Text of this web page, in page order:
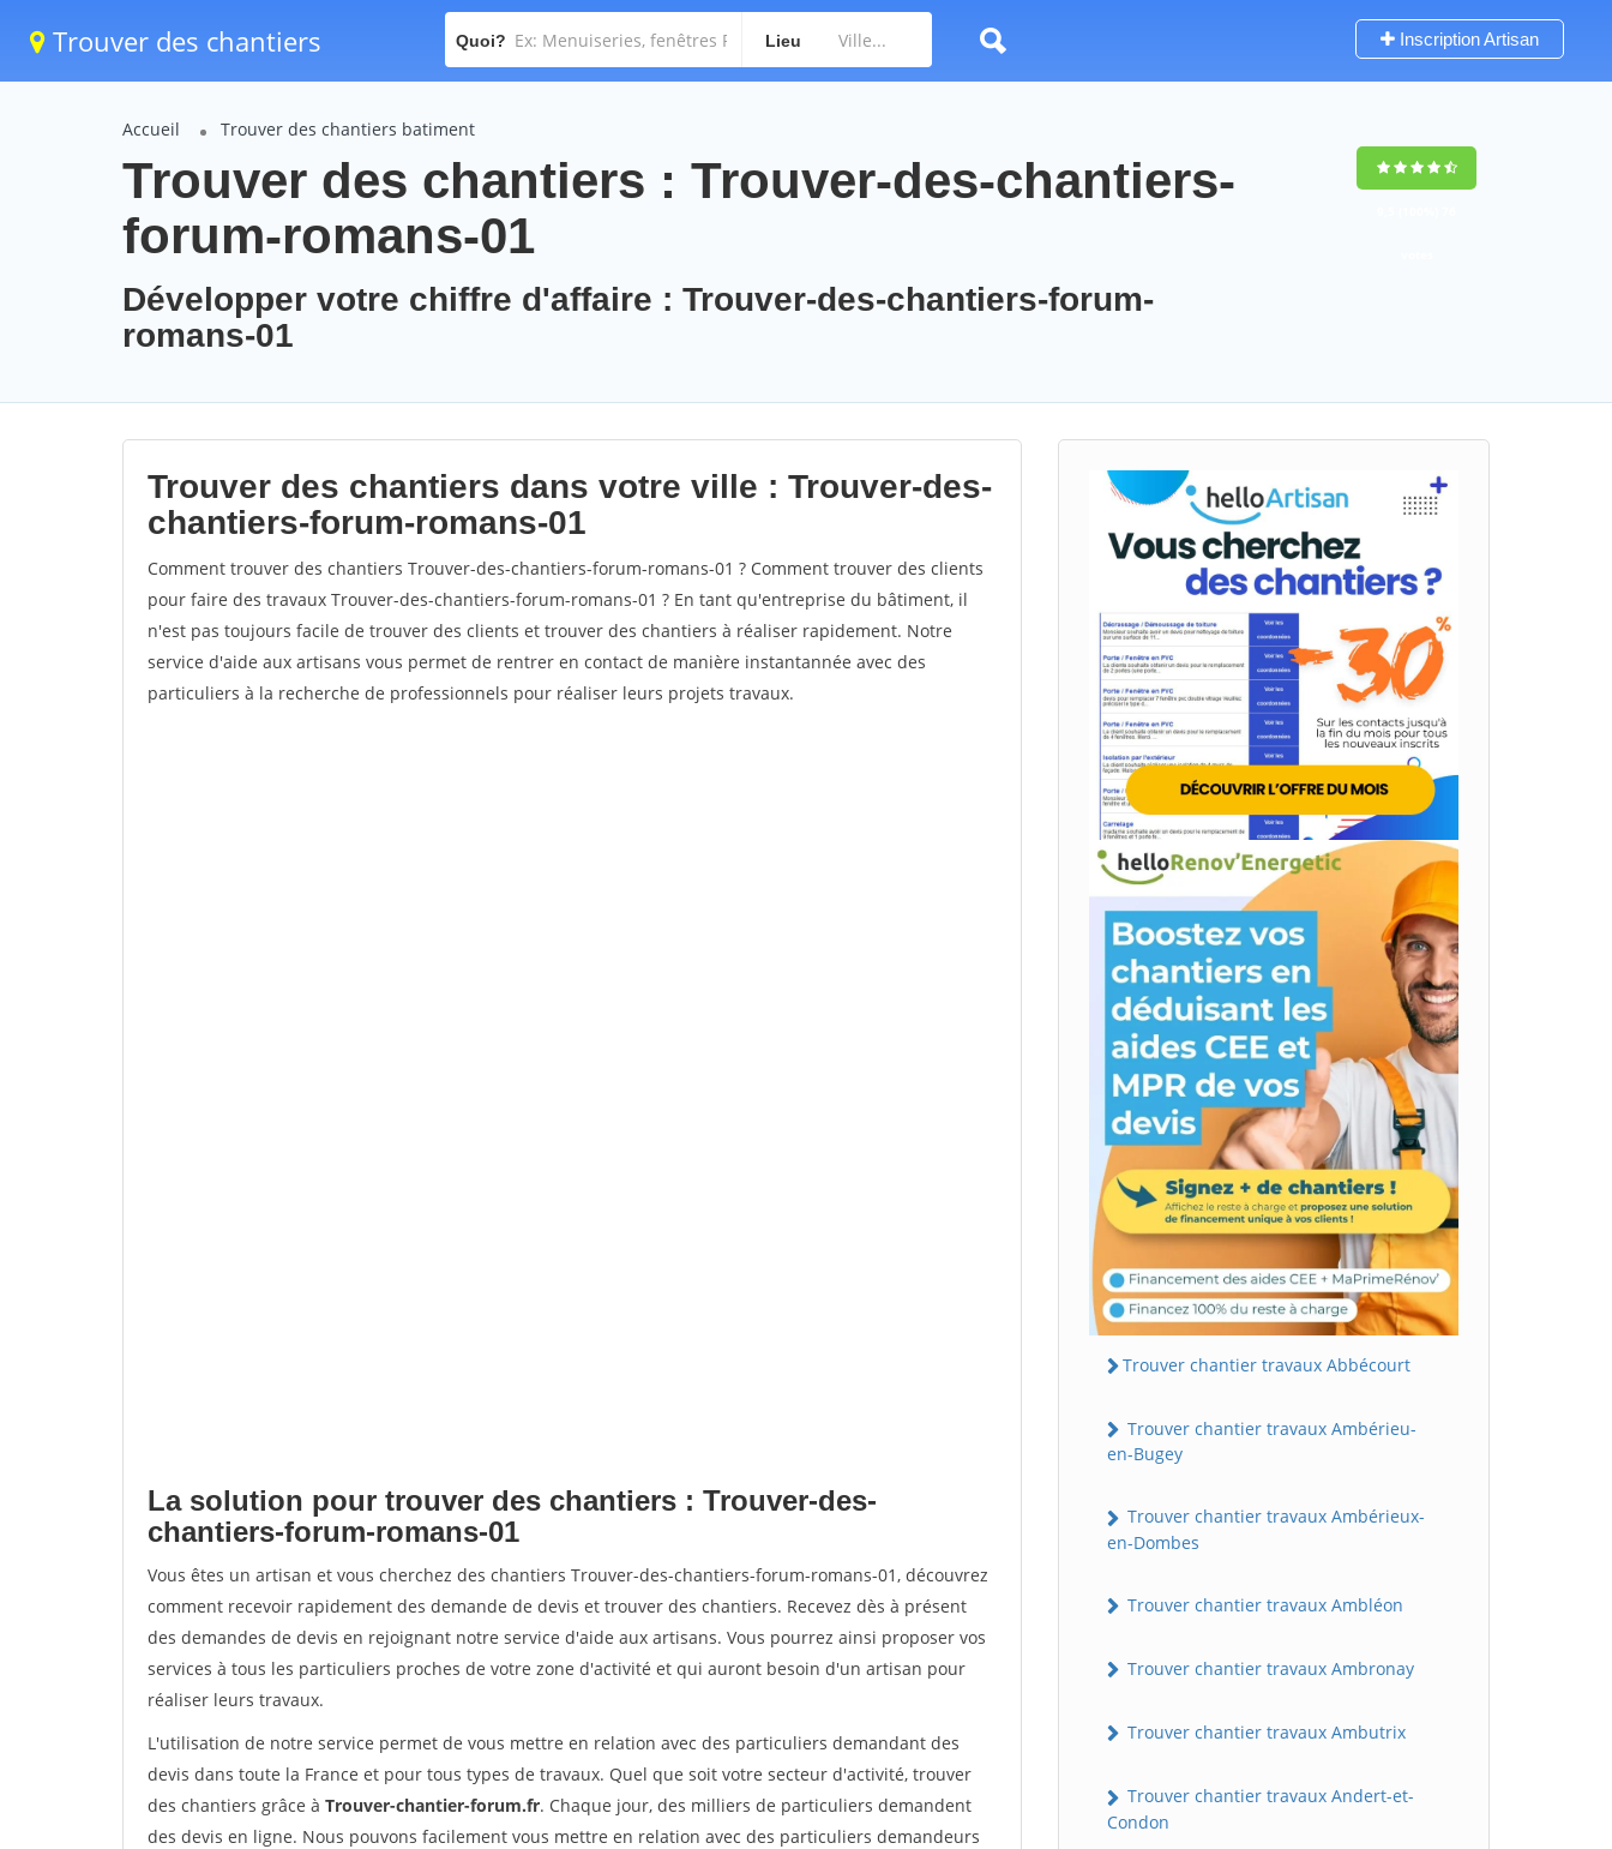
Trouver des chantiers Quoi? Lieu Inscription Artisan
Accueil Trouver des chantiers batiment
Trouver des chantiers : Trouver-des-chantiers-
forum-romans-01
Développer votre chiffre d'affaire : Trouver-des-chantiers-forum-
romans-01
Trouver des chantiers dans votre ville : Trouver-des-
chantiers-forum-romans-01
Comment trouver des chantiers Trouver-des-chantiers-forum-romans-01 ? Comment trouver des clients
pour faire des travaux Trouver-des-chantiers-forum-romans-01 ? En tant qu'entreprise du bâtiment, il
n'est pas toujours facile de trouver des clients et trouver des chantiers à réaliser rapidement. Notre
service d'aide aux artisans vous permet de rentrer en contact de manière instantannée avec des
particuliers à la recherche de professionnels pour réaliser leurs projets travaux.
La solution pour trouver des chantiers : Trouver-des-
chantiers-forum-romans-01
Vous êtes un artisan et vous cherchez des chantiers Trouver-des-chantiers-forum-romans-01, découvrez
comment recevoir rapidement des demande de devis et trouver des chantiers. Recevez dès à présent
des demandes de devis en rejoignant notre service d'aide aux artisans. Vous pourrez ainsi proposer vos
services à tous les particuliers proches de votre zone d'activité et qui auront besoin d'un artisan pour
réaliser leurs travaux.
L'utilisation de notre service permet de vous mettre en relation avec des particuliers demandant des
devis dans toute la France et pour tous types de travaux. Quel que soit votre secteur d'activité, trouver
des chantiers grâce à Trouver-chantier-forum.fr. Chaque jour, des milliers de particuliers demandent
des devis en ligne. Nous pouvons facilement vous mettre en relation avec des particuliers demandeurs
Trouver chantier travaux Abbécourt
Trouver chantier travaux Ambérieu-
en-Bugey
Trouver chantier travaux Ambérieux-
en-Dombes
Trouver chantier travaux Ambléon
Trouver chantier travaux Ambronay
Trouver chantier travaux Ambutrix
Trouver chantier travaux Andert-et-
Condon